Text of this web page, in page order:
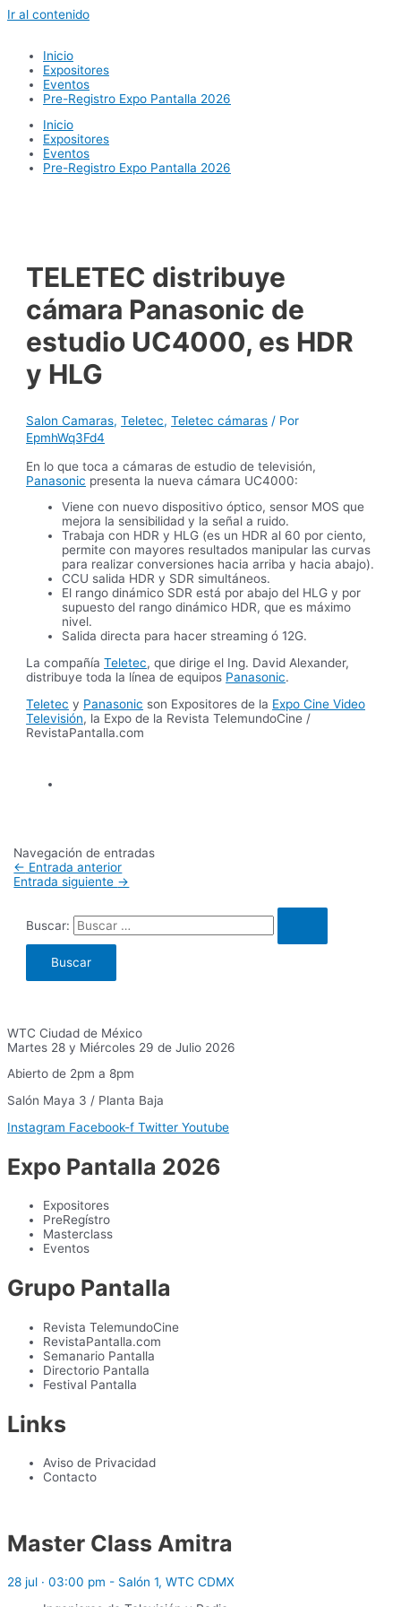
Ir al contenido
Inicio
Expositores
Eventos
Pre-Registro Expo Pantalla 2026
Inicio
Expositores
Eventos
Pre-Registro Expo Pantalla 2026
TELETEC distribuye
cámara Panasonic de
estudio UC4000, es HDR
y HLG
Salon Camaras,Teletec,Teletec cámaras / Por
EpmhWq3Fd4
En lo que toca a cámaras de estudio de televisión,
Panasonic presenta la nueva cámara UC4000:
Viene con nuevo dispositivo óptico, sensor MOS que
mejora la sensibilidad y la señal a ruido.
Trabaja con HDR y HLG (es un HDR al 60 por ciento,
permite con mayores resultados manipular las curvas
para realizar conversiones hacia arriba y hacia abajo).
CCU salida HDR y SDR simultáneos.
El rango dinámico SDR está por abajo del HLG y por
supuesto del rango dinámico HDR, que es máximo
nivel.
Salida directa para hacer streaming ó 12G.
La compañíaTeletec, que dirige el Ing. David Alexander,
distribuye toda la línea de equipos Panasonic.
Teletec y Panasonic son Expositores de la Expo Cine Video
Televisión, la Expo de la Revista TelemundoCine /
RevistaPantalla.com
Navegación de entradas
← Entrada anterior
Entrada siguiente →
Buscar:
WTC Ciudad de México
Martes 28 y Miércoles 29 de Julio 2026
Abierto de 2pm a 8pm
Salón Maya 3 / Planta Baja
Instagram Facebook-f Twitter Youtube
Expo Pantalla 2026
Expositores
PreRegístro
Masterclass
Eventos
Grupo Pantalla
Revista TelemundoCine
RevistaPantalla.com
Semanario Pantalla
Directorio Pantalla
Festival Pantalla
Links
Aviso de Privacidad
Contacto
Master Class Amitra
28 jul · 03:00 pm - Salón 1, WTC CDMX